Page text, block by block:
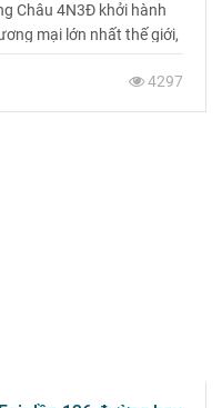
Châu 4N3Đ khởi hành
mại lớn nhất thế giới,
4297